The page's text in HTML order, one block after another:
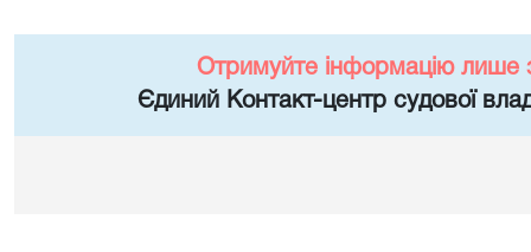
Отримуйте інформацію лише
Єдиний Контакт-центр судової